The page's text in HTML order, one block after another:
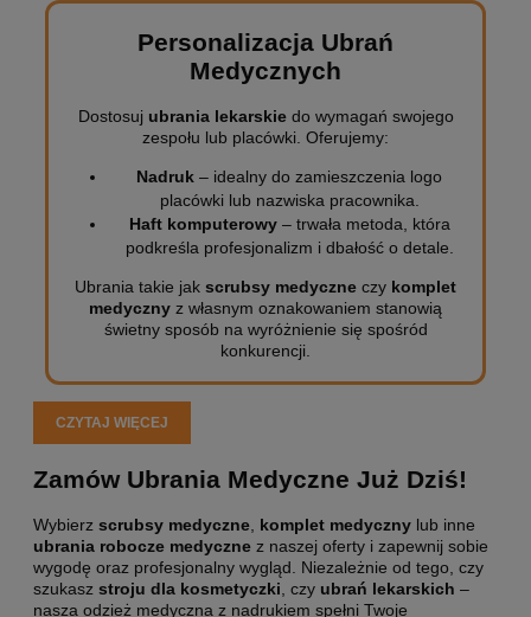
Personalizacja Ubrań
Medycznych
Dostosuj ubrania lekarskiedo wymagań swojego
zespołu lub placówki. Oferujemy:
Nadruk – idealny do zamieszczenia logo
placówki lub nazwiska pracownika.
Haft komputerowy– trwała metoda, która
podkreśla profesjonalizm i dbałość o detale.
Ubrania takie jak scrubsy medyczne czy komplet
medyczny z własnym oznakowaniem stanowią
świetny sposób na wyróżnienie się spośród
konkurencji.
CZYTAJ WIĘCEJ
Zamów Ubrania Medyczne Już Dziś!
Wybierz scrubsy medyczne komplet medyczny lub inne
ubrania robocze medyczne z naszej oferty i zapewnij sobie
wygodę oraz profesjonalny wygląd. Niezależnie od tego, czy
szukasz stroju dla kosmetyczki , czy ubrań lekarskich –
nasza odzież medyczna z nadrukiem spełni Twoje